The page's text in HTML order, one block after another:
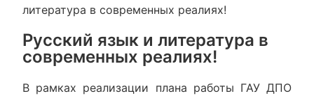
литература в современных реалиях!
Русский язык и литература в
современных реалиях!
В рамках реализации плана работы ГАУ ДПО